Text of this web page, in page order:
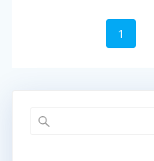
固
定
1